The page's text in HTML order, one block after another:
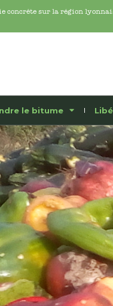
concrête sur la région
le bitume